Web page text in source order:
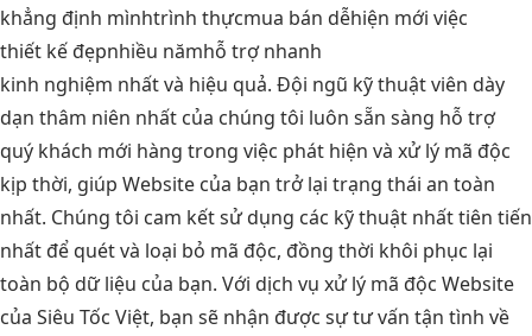
khẳng định mìnhtrình thựcmua bán dễhiện mới việc
thiết kế đẹpnhiều nămhỗ trợ nhanh
kinh nghiệm nhất và hiệu quả. Đội ngũ kỹ thuật viên dày
dạn thâm niên nhất của chúng tôi luôn sẵn sàng hỗ trợ
quý khách mới hàng trong việc phát hiện và xử lý mã độc
kịp thời, giúp Website của bạn trở lại trạng thái an toàn
nhất. Chúng tôi cam kết sử dụng các kỹ thuật nhất tiên tiến
nhất để quét và loại bỏ mã độc, đồng thời khôi phục lại
toàn bộ dữ liệu của bạn. Với dịch vụ xử lý mã độc Website
của Siêu Tốc Việt, bạn sẽ nhận được sự tư vấn tận tình về